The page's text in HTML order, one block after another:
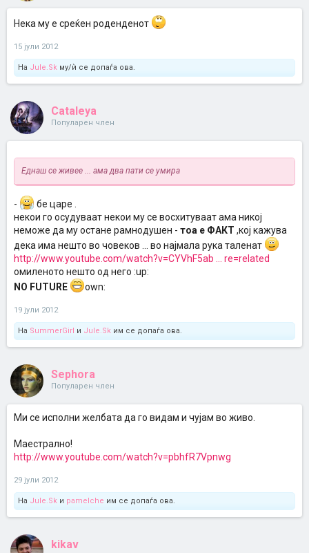
Нека му е среќен роденденот
15 јули 2012
На Jule.Sk му/ѝ се допаѓа ова.
Cataleya
Популарен член
Еднаш се живее ... ама два пати се умира
-
бе царе .
некои го осудуваат некои му се восхитуваат ама никој
неможе да му остане рамнодушен - тоа е ФАКТ ,кој кажува
дека има нешто во човеков ... во најмала рука таленат
http://www.youtube.com/watch?v=CYVhF5ab ... re=related
омиленото нешто од него :up:
NO FUTURE
own:
19 јули 2012
На SummerGirl и Jule.Sk им се допаѓа ова.
Sephora
Популарен член
Ми се исполни желбата да го видам и чујам во живо.
Маестрално!
http://www.youtube.com/watch?v=pbhfR7Vpnwg
29 јули 2012
На Jule.Sk и pamelche им се допаѓа ова.
kikav